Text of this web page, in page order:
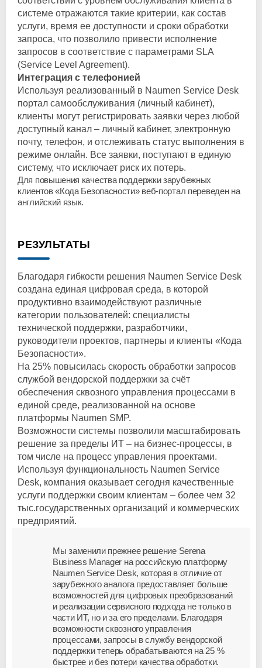
системе отражаются такие критерии, как состав
услуги, время ее доступности и сроки обработки
запроса, что позволило привести исполнение
запросов в соответствие с параметрами SLA
(Service Level Agreement).
Интеграция с телефонией
Используя реализованный в Naumen Service Desk
портал самообслуживания (личный кабинет),
клиенты могут регистрировать заявки через любой
доступный канал – личный кабинет, электронную
почту, телефон, и отслеживать статус выполнения в
режиме онлайн. Все заявки, поступают в единую
систему, что исключает риск их потерь.
Для повышения качества поддержки зарубежных
клиентов «Кода Безопасности» веб-портал переведен на
английский язык.
РЕЗУЛЬТАТЫ
Благодаря гибкости решения Naumen Service Desk
создана единая цифровая среда, в которой
продуктивно взаимодействуют различные
категории пользователей: специалисты
технической поддержки, разработчики,
руководители проектов, партнеры и клиенты «Кода
Безопасности».
На 25% повысилась скорость обработки запросов
службой вендорской поддержки за счёт
обеспечения сквозного управления процессами в
единой среде, реализованной на основе
платформы Naumen SMP.
Возможности системы позволили масштабировать
решение за пределы ИТ – на бизнес-процессы, в
том числе на процесс управления проектами.
Используя функциональность Naumen Service
Desk, компания оказывает сегодня качественные
услуги поддержки своим клиентам – более чем 32
тыс.государственных организаций и коммерческих
предприятий.
Мы заменили прежнее решение Serena
Business Manager на российскую платформу
Naumen Service Desk, которая в отличие от
зарубежного аналога предоставляет больше
возможностей для цифровых преобразований
и реализации сервисного подхода не только в
части ИТ, но и за его пределами. Благодаря
возможности сквозного управления
процессами, запросы в службу вендорской
поддержки теперь обрабатываются на 25 %
быстрее и без потери качества обработки.